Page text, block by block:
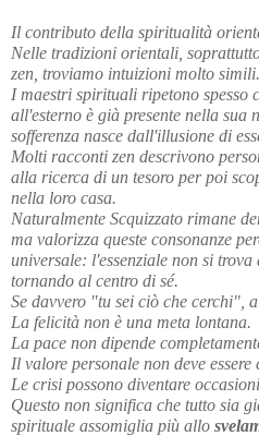
Il contributo della spiritualità
Nelle tradizioni orientali,
zen, troviamo intuizioni molto simili.
I maestri spirituali ripetono spesso
all'esterno è già presente nella sua
sofferenza nasce dall'illusione di
Molti racconti zen descrivono
alla ricerca di un tesoro per poi
nella loro casa.
Naturalmente Scquizzato rimane
ma valorizza queste consonanze
universale: l'essenziale non si
tornando al centro di sé.
Se davvero "tu sei ciò che cerchi",
La felicità non è una meta lontana.
La pace non dipende
Il valore personale non deve
Le crisi possono diventare
Questo non significa che tutto sia
spirituale assomiglia più allo